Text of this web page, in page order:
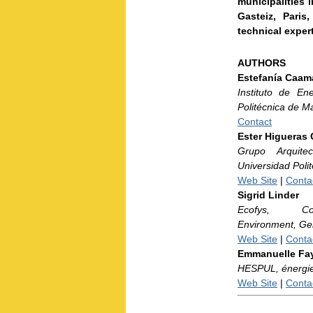
Gasteiz,
technical
AUTHORS
Estefanía
Instituto de
Politécnica de
Contact
Ester Higueras
Grupo
Universidad
Web Site |
Sigrid Linder
Ecofys,
Environment,
Web Site |
Emmanuelle
HESPUL,
Web Site |